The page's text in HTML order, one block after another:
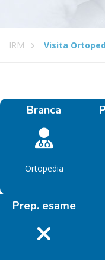
IRM Visita
Branca
Ortopedia
Prep. esame